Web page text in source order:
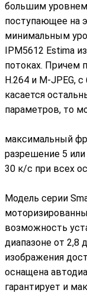
большим
поступающее на
минимальным
IPM5612 Estima
потоках. Причем
H.264 и M-JPEG,
касается
параметров, то
максимальный
разрешение 5 или
30 к/с при всех
Модель серии
возможность
диапазоне от 2,8
изображения
оснащена
гарантирует и